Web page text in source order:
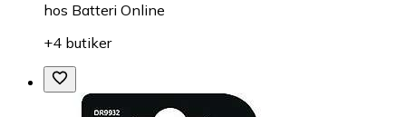
hos Batteri Online
+4 butiker